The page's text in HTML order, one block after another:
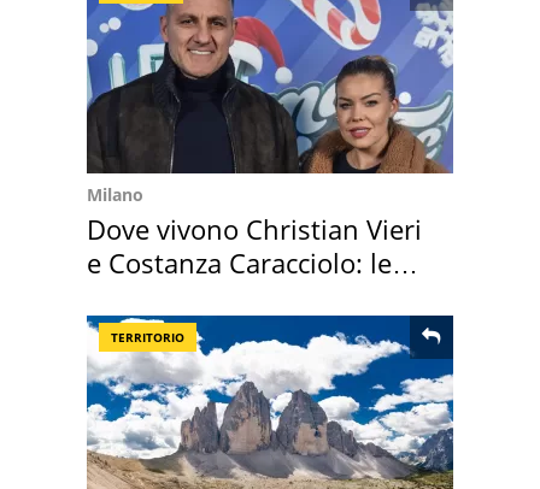
Milano
Dove vivono Christian Vieri
e Costanza Caracciolo: le
TERRITORIO